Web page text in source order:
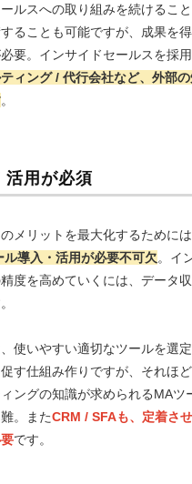
ルスへの取り組みを続けるこ
ることも可能ですが、成果を
要。インサイドセールスを採
ィング / 代行会社など、外部の
。
活用が必須
メリットを最大化するためには
導入・活用が必要不可欠。イ
度を高めていくには、データ
使いやすい適切なツールを選定
す仕組み作りですが、それほ
ングの知識が求められるMAツ
。またCRM / SFAも、定着さ
です。